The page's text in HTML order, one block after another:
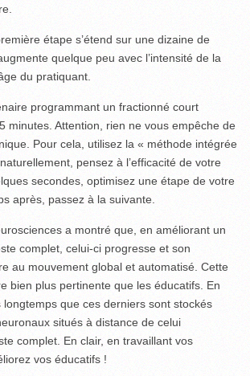
étape s’étend sur une dizaine de
quelque peu avec l’intensité de la
du pratiquant.
programmant un fractionné court
minutes. Attention, rien ne vous empêche de
Pour cela, utilisez la « méthode intégrée
pensez à l’efficacité de votre
secondes, optimisez une étape de votre
après, passez à la suivante.
a montré que, en améliorant un
complet, celui-ci progresse et son
au mouvement global et automatisé. Cette
bien plus pertinente que les éducatifs. En
que ces derniers sont stockés
situés à distance de celui
complet. En clair, en travaillant vos
vos éducatifs !